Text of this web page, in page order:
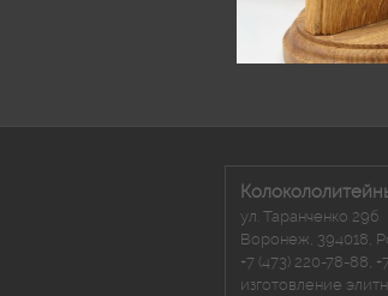
ул. Таранченко 29б
Воронеж, 394018,
+7 (473) 220-78-88,
изготовление